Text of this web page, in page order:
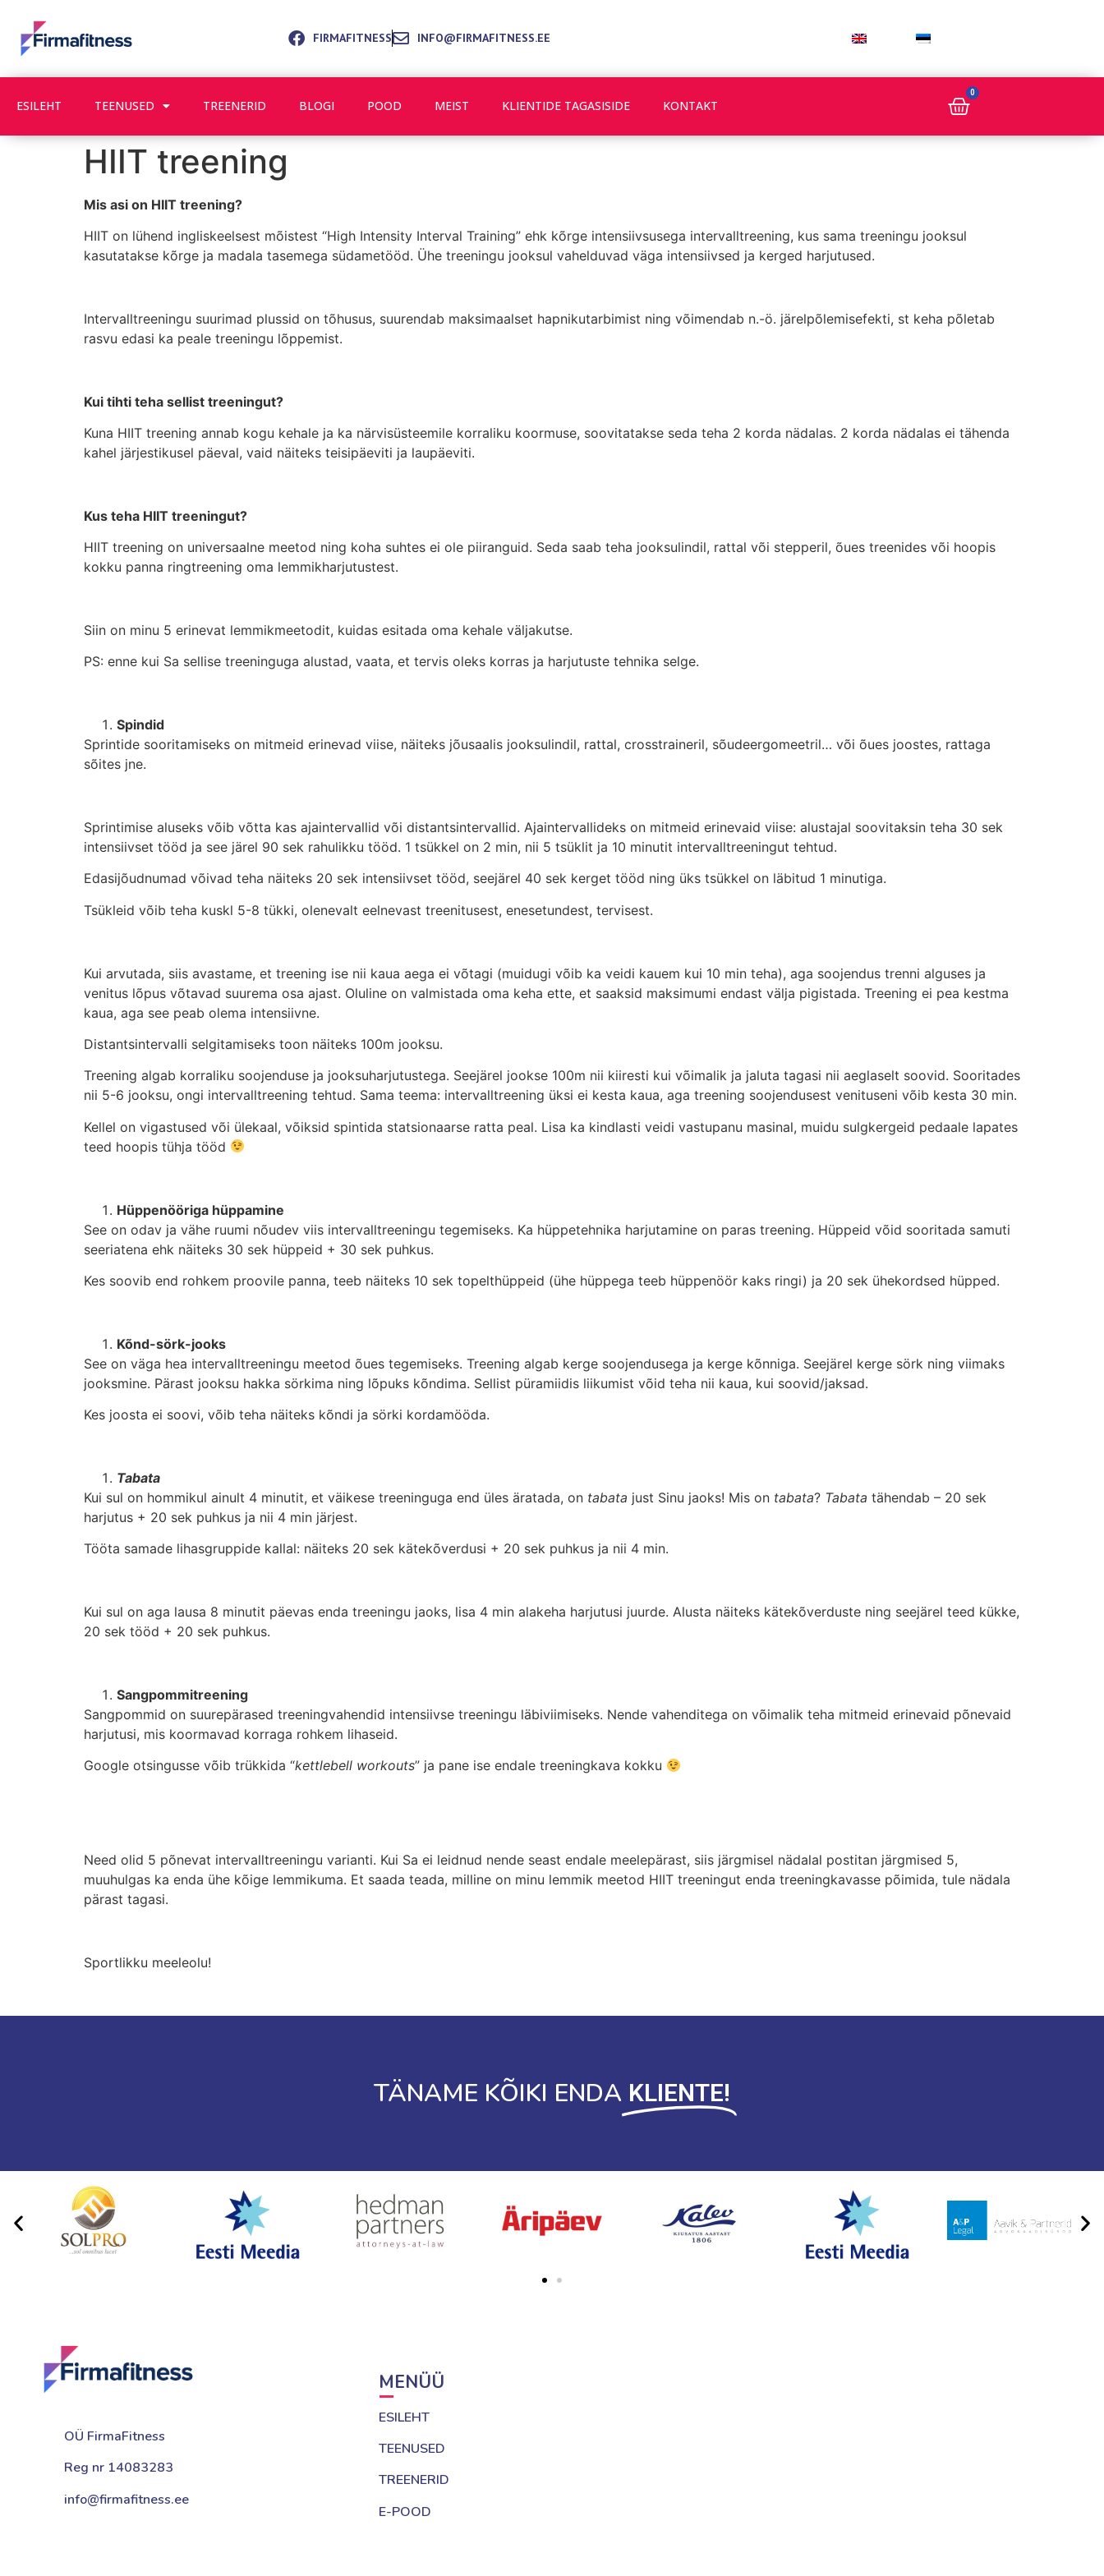
FIRMAFITNESS INFO@FIRMAFITNESS.EE
ESILEHT TEENUSED TREENERID BLOGI POOD MEIST KLIENTIDE TAGASISIDE KONTAKT
0
HIIT treening
Mis asi on HIIT treening?
HIIT on lühend ingliskeelsest mõistest “High Intensity Interval Training” ehk kõrge intensiivsusega intervalltreening, kus sama treeningu jooksul
kasutatakse kõrge ja madala tasemega südametööd. Ühe treeningu jooksul vahelduvad väga intensiivsed ja kerged harjutused.
Intervalltreeningu suurimad plussid on tõhusus, suurendab maksimaalset hapnikutarbimist ning võimendab n.-ö. järelpõlemisefekti, st keha põletab
rasvu edasi ka peale treeningu lõppemist.
Kui tihti teha sellist treeningut?
Kuna HIIT treening annab kogu kehale ja ka närvisüsteemile korraliku koormuse, soovitatakse seda teha 2 korda nädalas. 2 korda nädalas ei tähenda
kahel järjestikusel päeval, vaid näiteks teisipäeviti ja laupäeviti.
Kus teha HIIT treeningut?
HIIT treening on universaalne meetod ning koha suhtes ei ole piiranguid. Seda saab teha jooksulindil, rattal või stepperil, õues treenides või hoopis
kokku panna ringtreening oma lemmikharjutustest.
Siin on minu 5 erinevat lemmikmeetodit, kuidas esitada oma kehale väljakutse.
PS: enne kui Sa sellise treeninguga alustad, vaata, et tervis oleks korras ja harjutuste tehnika selge.
Spindid
Sprintide sooritamiseks on mitmeid erinevad viise, näiteks jõusaalis jooksulindil, rattal, crosstraineril, sõudeergomeetril… või õues joostes, rattaga
sõites jne.
Sprintimise aluseks võib võtta kas ajaintervallid või distantsintervallid. Ajaintervallideks on mitmeid erinevaid viise: alustajal soovitaksin teha 30 sek
intensiivset tööd ja see järel 90 sek rahulikku tööd. 1 tsükkel on 2 min, nii 5 tsüklit ja 10 minutit intervalltreeningut tehtud.
Edasijõudnumad võivad teha näiteks 20 sek intensiivset tööd, seejärel 40 sek kerget tööd ning üks tsükkel on läbitud 1 minutiga.
Tsükleid võib teha kuskl 5-8 tükki, olenevalt eelnevast treenitusest, enesetundest, tervisest.
Kui arvutada, siis avastame, et treening ise nii kaua aega ei võtagi (muidugi võib ka veidi kauem kui 10 min teha), aga soojendus trenni alguses ja
venitus lõpus võtavad suurema osa ajast. Oluline on valmistada oma keha ette, et saaksid maksimumi endast välja pigistada. Treening ei pea kestma
kaua, aga see peab olema intensiivne.
Distantsintervalli selgitamiseks toon näiteks 100m jooksu.
Treening algab korraliku soojenduse ja jooksuharjutustega. Seejärel jookse 100m nii kiiresti kui võimalik ja jaluta tagasi nii aeglaselt soovid. Sooritades
nii 5-6 jooksu, ongi intervalltreening tehtud. Sama teema: intervalltreening üksi ei kesta kaua, aga treening soojendusest venituseni võib kesta 30 min.
Kellel on vigastused või ülekaal, võiksid spintida statsionaarse ratta peal. Lisa ka kindlasti veidi vastupanu masinal, muidu sulgkergeid pedaale lapates
teed hoopis tühja tööd
Hüppenööriga hüppamine
See on odav ja vähe ruumi nõudev viis intervalltreeningu tegemiseks. Ka hüppetehnika harjutamine on paras treening. Hüppeid võid sooritada samuti
seeriatena ehk näiteks 30 sek hüppeid + 30 sek puhkus.
Kes soovib end rohkem proovile panna, teeb näiteks 10 sek topelthüppeid (ühe hüppega teeb hüppenöör kaks ringi) ja 20 sek ühekordsed hüpped.
Kõnd-sörk-jooks
See on väga hea intervalltreeningu meetod õues tegemiseks. Treening algab kerge soojendusega ja kerge kõnniga. Seejärel kerge sörk ning viimaks
jooksmine. Pärast jooksu hakka sörkima ning lõpuks kõndima. Sellist püramiidis liikumist võid teha nii kaua, kui soovid/jaksad.
Kes joosta ei soovi, võib teha näiteks kõndi ja sörki kordamööda.
Tabata
Kui sul on hommikul ainult 4 minutit, et väikese treeninguga end üles äratada, on tabata just Sinu jaoks! Mis on tabata? Tabata tähendab – 20 sek
harjutus + 20 sek puhkus ja nii 4 min järjest.
Tööta samade lihasgruppide kallal: näiteks 20 sek kätekõverdusi + 20 sek puhkus ja nii 4 min.
Kui sul on aga lausa 8 minutit päevas enda treeningu jaoks, lisa 4 min alakeha harjutusi juurde. Alusta näiteks kätekõverduste ning seejärel teed kükke,
20 sek tööd + 20 sek puhkus.
Sangpommitreening
Sangpommid on suurepärased treeningvahendid intensiivse treeningu läbiviimiseks. Nende vahenditega on võimalik teha mitmeid erinevaid põnevaid
harjutusi, mis koormavad korraga rohkem lihaseid.
Google otsingusse võib trükkida “kettlebell workouts” ja pane ise endale treeningkava kokku
Need olid 5 põnevat intervalltreeningu varianti. Kui Sa ei leidnud nende seast endale meelepärast, siis järgmisel nädalal postitan järgmised 5,
muuhulgas ka enda ühe kõige lemmikuma. Et saada teada, milline on minu lemmik meetod HIIT treeningut enda treeningkavasse põimida, tule nädala
pärast tagasi.
Sportlikku meeleolu!
TÄNAME KÕIKI ENDA KLIENTE!
OÜ FirmaFitness
Reg nr 14083283
info@firmafitness.ee
MENÜÜ
ESILEHT
TEENUSED
TREENERID
E-POOD